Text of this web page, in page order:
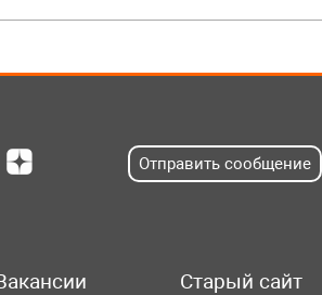
Отправить сообщение
Старый сайт